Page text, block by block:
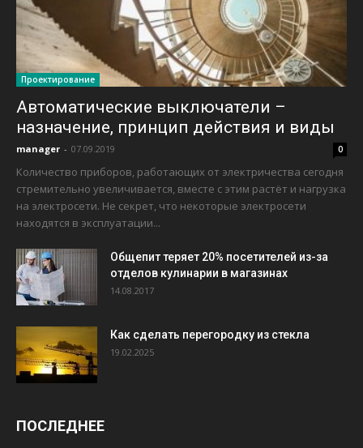
Проектирование
Автоматические выключатели –
назначение, принцип действия и виды
manager - 07.09.2019 0
Количество приборов, работающих от электричества сегодня
стремительно увеличивается, вместе с этим растёт и нагрузка
на электросети. Не секрет, что некоторые электросети
находятся в эксплуатации...
Общепит теряет 20% посетителей из-за
отделов кулинарии в магазинах
14.08.2017
Как сделать перегородку из стекла
19.02.2025
ПОСЛЕДНЕЕ